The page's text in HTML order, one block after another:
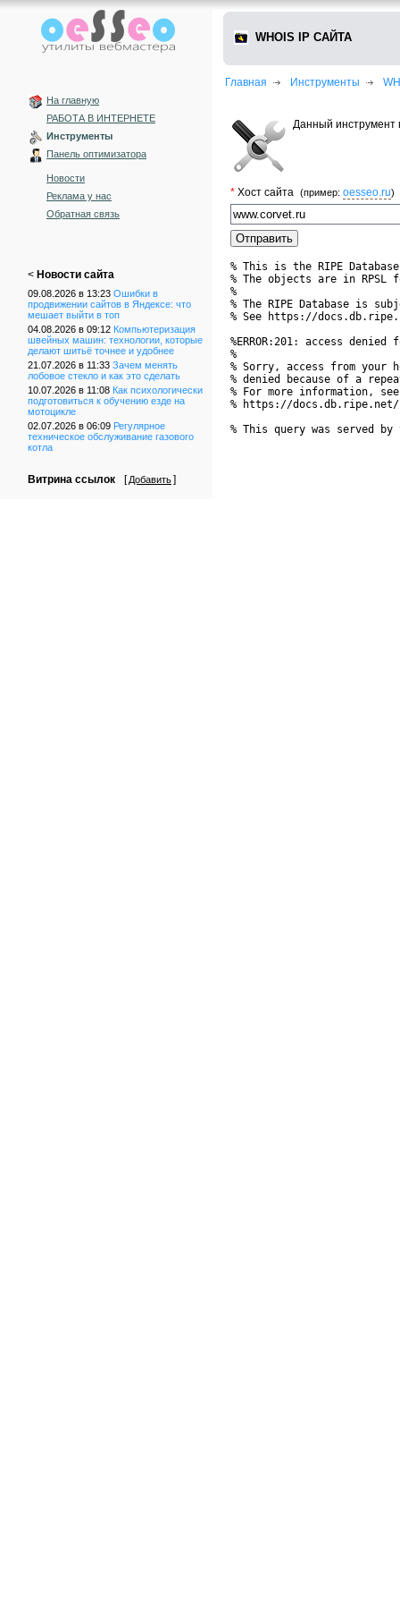
На главную
РАБОТА В ИНТЕРНЕТЕ
Инструменты
Панель оптимизатора
Новости
Реклама у нас
Обратная связь
< Новости сайта
09.08.2026 в 13:23 Ошибки в
продвижении сайтов в Яндексе: что
мешает выйти в топ
04.08.2026 в 09:12 Компьютеризация
швейных машин: технологии, которые
делают шитьё точнее и удобнее
21.07.2026 в 11:33 Зачем менять
лобовое стекло и как это сделать
10.07.2026 в 11:08 Как психологически
подготовиться к обучению езде на
мотоцикле
02.07.2026 в 06:09 Регулярное
техническое обслуживание газового
котла
Витрина ссылок [ Добавить]
WHOIS IP САЙТА
Главная Инструменты
Данный инструмент
* Хост сайта (пример: oesseo.ru)
% This is the RIPE
% The objects are in RPSL
%
% The RIPE Database is
% See https://
%ERROR:201: access
%
% Sorry, access from your
% denied because of a
% For more information, see
% https://docs.db.ripe.net/
% This query was served by